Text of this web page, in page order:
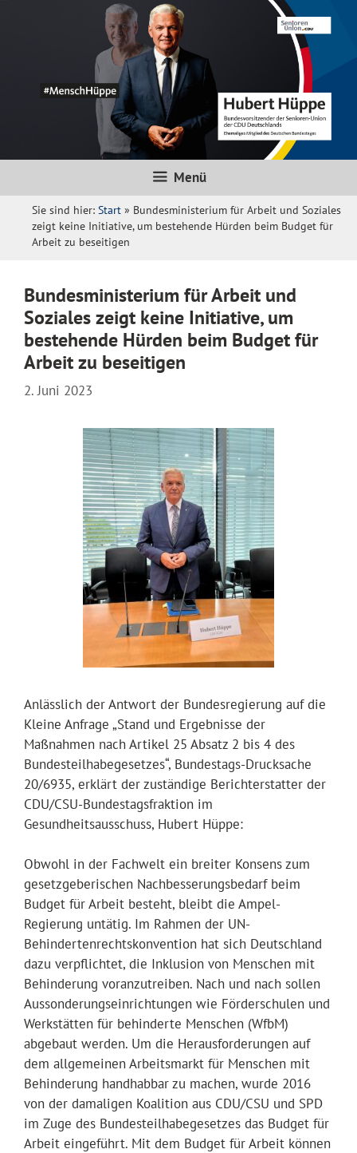
Menü
Sie sind hier: Start » Bundesministerium für Arbeit und Soziales
zeigt keine Initiative, um bestehende Hürden beim Budget für
Arbeit zu beseitigen
Bundesministerium für Arbeit und
Soziales zeigt keine Initiative, um
bestehende Hürden beim Budget für
Arbeit zu beseitigen
2. Juni 2023
Anlässlich der Antwort der Bundesregierung auf die
Kleine Anfrage „Stand und Ergebnisse der
Maßnahmen nach Artikel 25 Absatz 2 bis 4 des
Bundesteilhabegesetzes“, Bundestags-Drucksache
20/6935, erklärt der zuständige Berichterstatter der
CDU/CSU-Bundestagsfraktion im
Gesundheitsausschuss, Hubert Hüppe:
Obwohl in der Fachwelt ein breiter Konsens zum
gesetzgeberischen Nachbesserungsbedarf beim
Budget für Arbeit besteht, bleibt die Ampel-
Regierung untätig. Im Rahmen der UN-
Behindertenrechtskonvention hat sich Deutschland
dazu verpflichtet, die Inklusion von Menschen mit
Behinderung voranzutreiben. Nach und nach sollen
Aussonderungseinrichtungen wie Förderschulen und
Werkstätten für behinderte Menschen (WfbM)
abgebaut werden. Um die Herausforderungen auf
dem allgemeinen Arbeitsmarkt für Menschen mit
Behinderung handhabbar zu machen, wurde 2016
von der damaligen Koalition aus CDU/CSU und SPD
im Zuge des Bundesteilhabegesetzes das Budget für
Arbeit eingeführt. Mit dem Budget für Arbeit können